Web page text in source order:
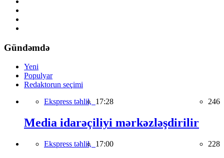
Gündəmdə
Yeni
Populyar
Redaktorun seçimi
Ekspress təhlil, 17:28 246
Media idarəçiliyi mərkəzləşdirilir
Ekspress təhlil, 17:00 228